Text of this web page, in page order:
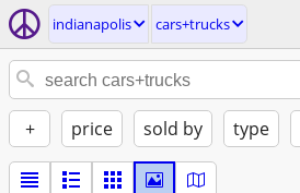
indianapolis cars+trucks
+ price sold by type